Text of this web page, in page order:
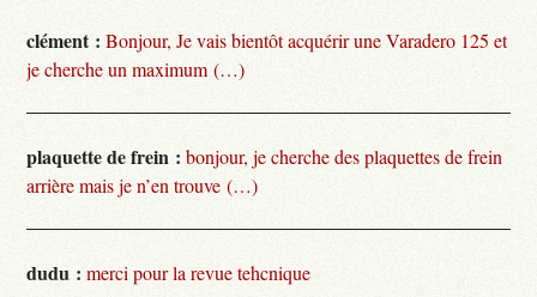
clément : Bonjour, Je vais bientôt acquérir une Varadero 125 et
je cherche un maximum (…)
plaquette de frein : bonjour, je cherche des plaquettes de frein
arrière mais je n’en trouve (…)
dudu : merci pour la revue tehcnique